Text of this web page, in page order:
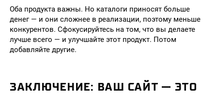
Оба продукта важны. Но каталоги приносят больше
денег — и они сложнее в реализации, поэтому меньше
конкурентов. Сфокусируйтесь на том, что вы делаете
лучше всего — и улучшайте этот продукт. Потом
добавляйте другие.
ЗАКЛЮЧЕНИЕ: ВАШ САЙТ — ЭТО